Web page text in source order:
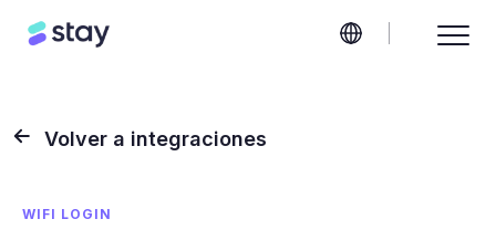
Volver a integraciones
WIFI LOGIN